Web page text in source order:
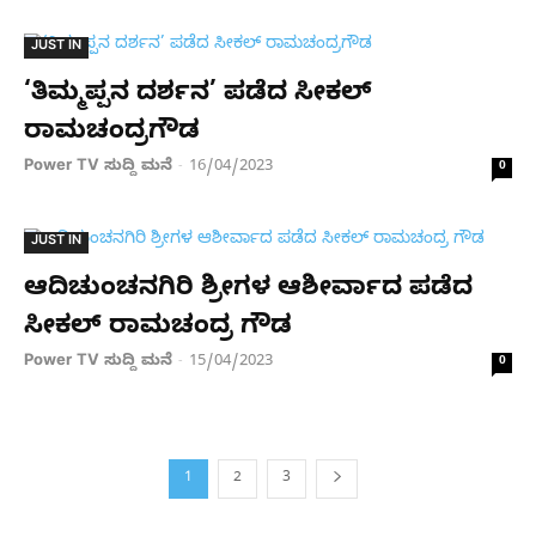
JUST IN
‘ತಿಮ್ಮಪ್ಪನ ದರ್ಶನ’ ಪಡೆದ ಸೀಕಲ್
ರಾಮಚಂದ್ರಗೌಡ
Power TV ಸುದ್ದಿ ಮನೆ - 16/04/2023 0
JUST IN
ಆದಿಚುಂಚನಗಿರಿ ಶ್ರೀಗಳ ಆಶೀರ್ವಾದ ಪಡೆದ
ಸೀಕಲ್ ರಾಮಚಂದ್ರ ಗೌಡ
Power TV ಸುದ್ದಿ ಮನೆ - 15/04/2023 0
1 2 3